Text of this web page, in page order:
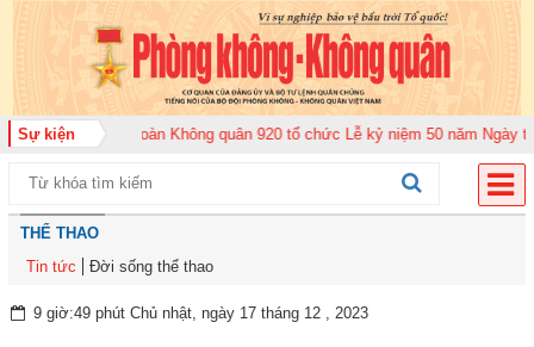
Sự kiệnTrung đoàn Không quân 920 tổ chức Lễ kỷ niệm 50 năm Ngày truyền
THỂ THAO
Tin tức
Đời sống thể thao
9 giờ:49 phút Chủ nhật, ngày 17 tháng 12 , 2023